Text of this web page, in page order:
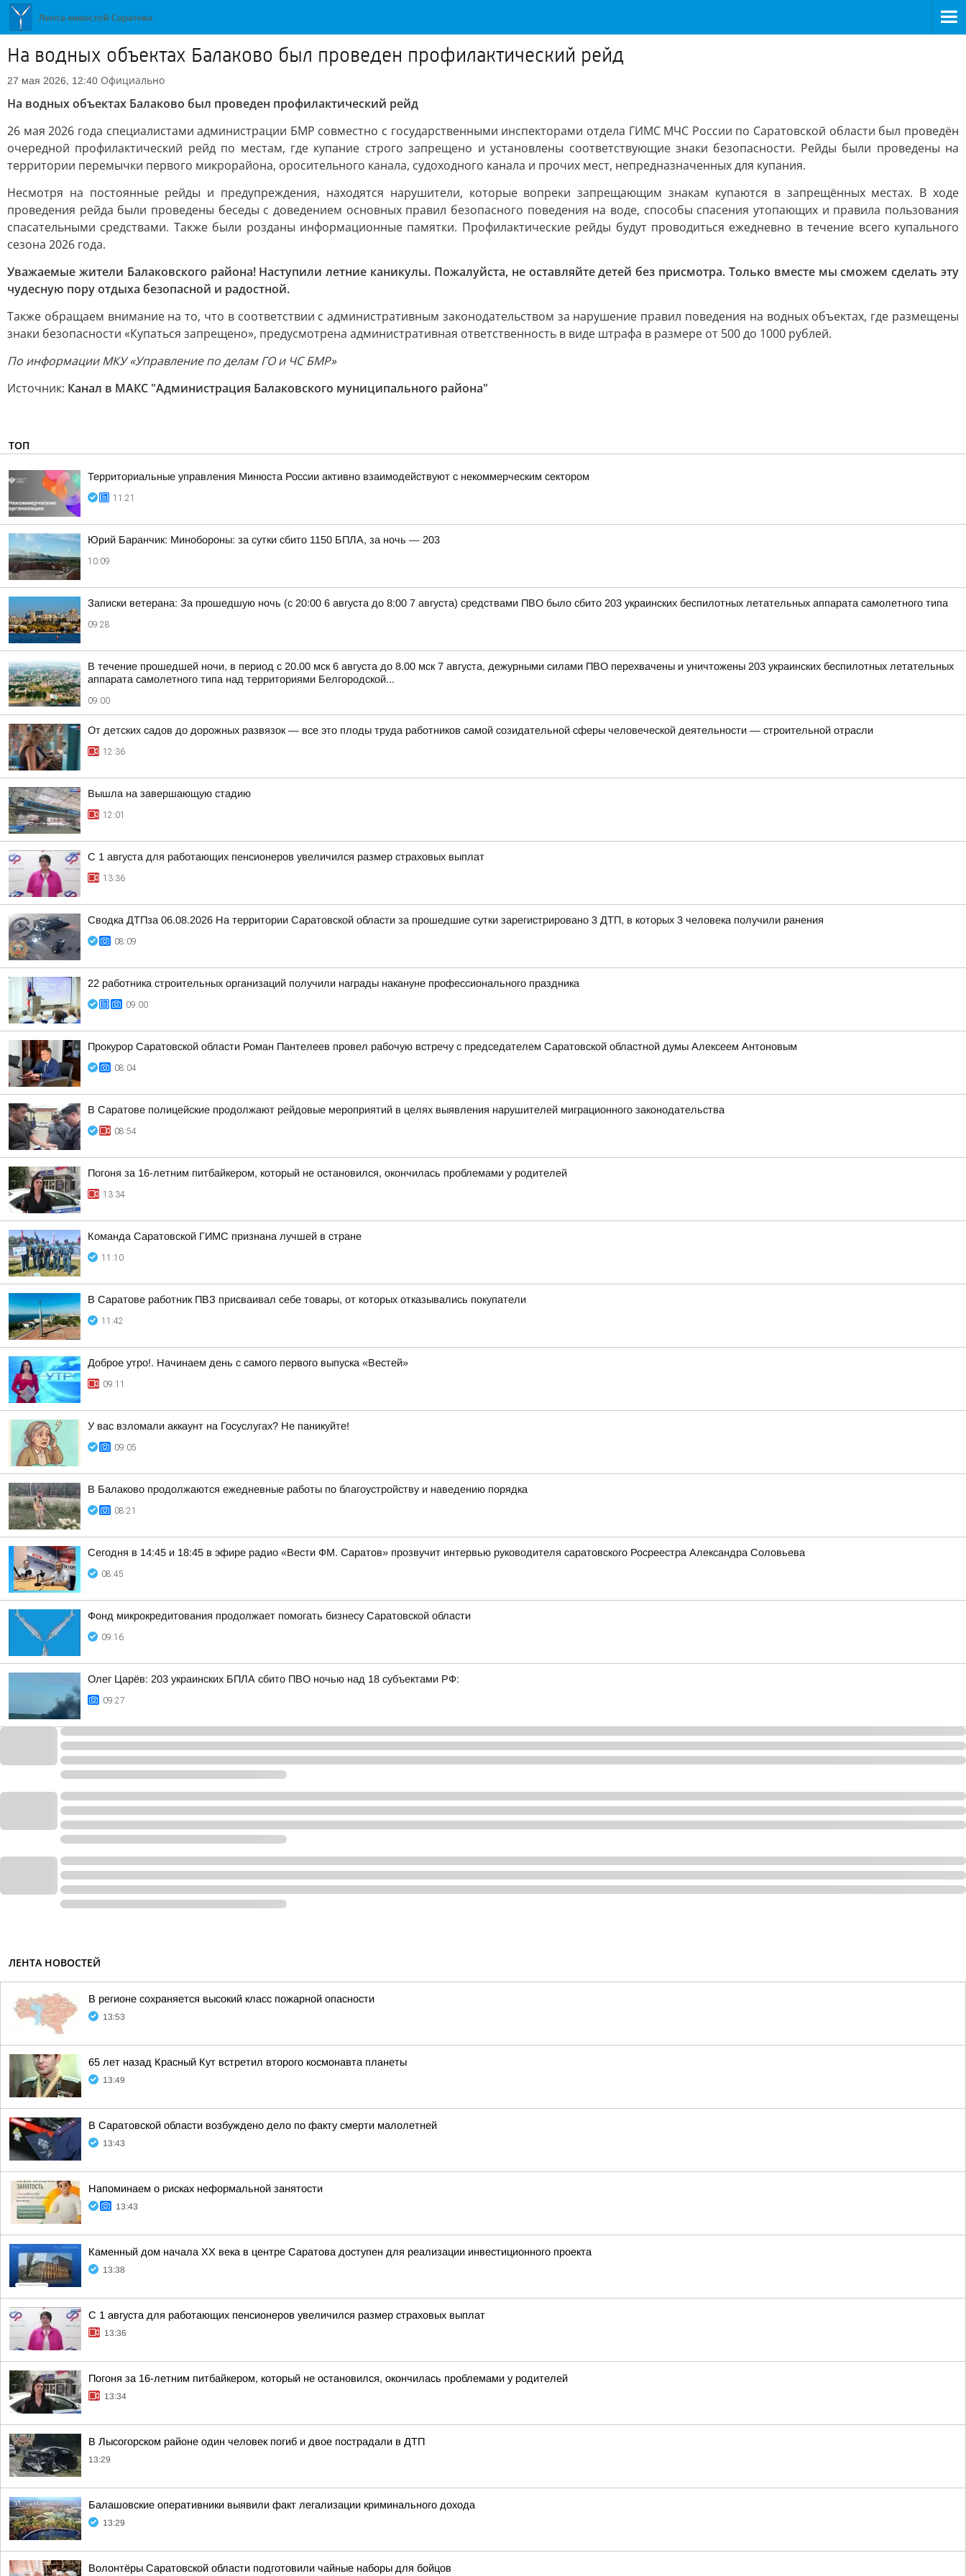
На водных объектах Балаково был проведен профилактический рейд
27 мая 2026, 12:40 Официально
На водных объектах Балаково был проведен профилактический рейд
26 мая 2026 года специалистами администрации БМР совместно с государственными инспекторами отдела ГИМС МЧС России по Саратовской области был проведён
очередной профилактический рейд по местам, где купание строго запрещено и установлены соответствующие знаки безопасности. Рейды были проведены на
территории перемычки первого микрорайона, оросительного канала, судоходного канала и прочих мест, непредназначенных для купания.
Несмотря на постоянные рейды и предупреждения, находятся нарушители, которые вопреки запрещающим знакам купаются в запрещённых местах. В ходе
проведения рейда были проведены беседы с доведением основных правил безопасного поведения на воде, способы спасения утопающих и правила пользования
спасательными средствами. Также были розданы информационные памятки. Профилактические рейды будут проводиться ежедневно в течение всего купального
сезона 2026 года.
Уважаемые жители Балаковского района! Наступили летние каникулы. Пожалуйста, не оставляйте детей без присмотра. Только вместе мы сможем сделать эту
чудесную пору отдыха безопасной и радостной.
Также обращаем внимание на то, что в соответствии с административным законодательством за нарушение правил поведения на водных объектах, где размещены
знаки безопасности «Купаться запрещено», предусмотрена административная ответственность в виде штрафа в размере от 500 до 1000 рублей.
По информации МКУ «Управление по делам ГО и ЧС БМР»
Источник: Канал в МАКС "Администрация Балаковского муниципального района"
ТОП
Территориальные управления Минюста России активно взаимодействуют с некоммерческим сектором
11:21
Юрий Баранчик: Минобороны: за сутки сбито 1150 БПЛА, за ночь — 203
10:09
Записки ветерана: За прошедшую ночь (с 20:00 6 августа до 8:00 7 августа) средствами ПВО было сбито 203 украинских беспилотных летательных аппарата самолетного типа
09:28
В течение прошедшей ночи, в период с 20.00 мск 6 августа до 8.00 мск 7 августа, дежурными силами ПВО перехвачены и уничтожены 203 украинских беспилотных летательных
аппарата самолетного типа над территориями Белгородской...
09:00
От детских садов до дорожных развязок — все это плоды труда работников самой созидательной сферы человеческой деятельности — строительной отрасли
12:36
Вышла на завершающую стадию
12:01
С 1 августа для работающих пенсионеров увеличился размер страховых выплат
13:36
Сводка ДТПза 06.08.2026 На территории Саратовской области за прошедшие сутки зарегистрировано 3 ДТП, в которых 3 человека получили ранения
08:09
22 работника строительных организаций получили награды накануне профессионального праздника
09:00
Прокурор Саратовской области Роман Пантелеев провел рабочую встречу с председателем Саратовской областной думы Алексеем Антоновым
08:04
В Саратове полицейские продолжают рейдовые мероприятий в целях выявления нарушителей миграционного законодательства
08:54
Погоня за 16-летним питбайкером, который не остановился, окончилась проблемами у родителей
13:34
Команда Саратовской ГИМС признана лучшей в стране
11:10
В Саратове работник ПВЗ присваивал себе товары, от которых отказывались покупатели
11:42
Доброе утро!. Начинаем день с самого первого выпуска «Вестей»
09:11
У вас взломали аккаунт на Госуслугах? Не паникуйте!
09:05
В Балаково продолжаются ежедневные работы по благоустройству и наведению порядка
08:21
Сегодня в 14:45 и 18:45 в эфире радио «Вести ФМ. Саратов» прозвучит интервью руководителя саратовского Росреестра Александра Соловьева
08:45
Фонд микрокредитования продолжает помогать бизнесу Саратовской области
09:16
Олег Царёв: 203 украинских БПЛА сбито ПВО ночью над 18 субъектами РФ:
09:27
ЛЕНТА НОВОСТЕЙ
В регионе сохраняется высокий класс пожарной опасности
13:53
65 лет назад Красный Кут встретил второго космонавта планеты
13:49
В Саратовской области возбуждено дело по факту смерти малолетней
13:43
Напоминаем о рисках неформальной занятости
13:43
Каменный дом начала XX века в центре Саратова доступен для реализации инвестиционного проекта
13:38
С 1 августа для работающих пенсионеров увеличился размер страховых выплат
13:36
Погоня за 16-летним питбайкером, который не остановился, окончилась проблемами у родителей
13:34
В Лысогорском районе один человек погиб и двое пострадали в ДТП
13:29
Балашовские оперативники выявили факт легализации криминального дохода
13:29
Волонтёры Саратовской области подготовили чайные наборы для бойцов